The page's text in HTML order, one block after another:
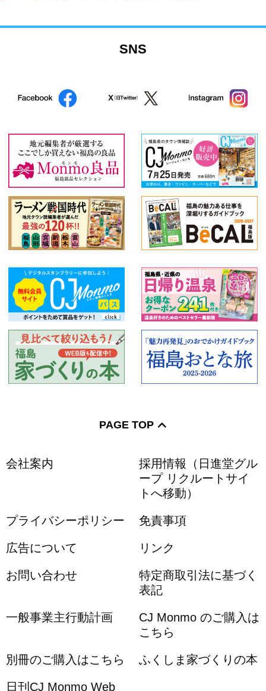
SNS
PAGE TOP
会社案内
採用情報（日進堂グル
ープ リクルートサイ
トへ移動）
プライバシーポリシー 免責事項
広告について リンク
お問い合わせ
特定商取引法に基づく
表記
一般事業主行動計画
CJ Monmo のご購入は
こちら
別冊のご購入はこちら ふくしま家づくりの本
日刊CJ Monmo Web